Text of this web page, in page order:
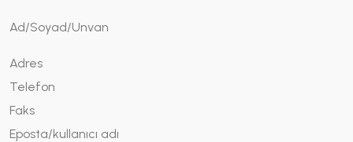
Ad/Soyad/Unvan
Adres
Telefon
Faks
Eposta/kullanıcı adı